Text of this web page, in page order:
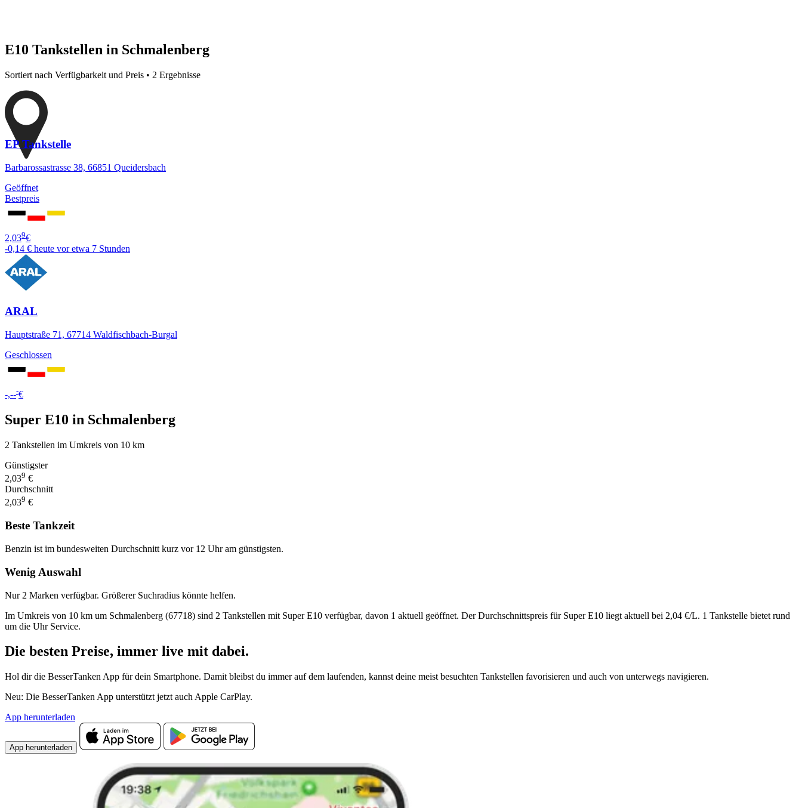
E10 Tankstellen in Schmalenberg
Sortiert nach Verfügbarkeit und Preis • 2 Ergebnisse
EP Tankstelle
Barbarossastrasse 38, 66851 Queidersbach
Geöffnet
Bestpreis
2,039€
-0,14 € heute vor etwa 7 Stunden
ARAL
Hauptstraße 71, 67714 Waldfischbach-Burgal
Geschlossen
-,---€
Super E10 in Schmalenberg
2 Tankstellen im Umkreis von 10 km
Günstigster
2,039 €
Durchschnitt
2,039 €
Beste Tankzeit
Benzin ist im bundesweiten Durchschnitt kurz vor 12 Uhr am günstigsten.
Wenig Auswahl
Nur 2 Marken verfügbar. Größerer Suchradius könnte helfen.
Im Umkreis von 10 km um Schmalenberg (67718) sind 2 Tankstellen mit Super E10 verfügbar, davon 1 aktuell geöffnet. Der Durchschnittspreis für Super E10 liegt aktuell bei 2,04 €/L. 1 Tankstelle bietet rund
um die Uhr Service.
Die besten Preise, immer live mit dabei.
Hol dir die BesserTanken App für dein Smartphone. Damit bleibst du immer auf dem laufenden, kannst deine meist besuchten Tankstellen favorisieren und auch von unterwegs navigieren.
Neu: Die BesserTanken App unterstützt jetzt auch Apple CarPlay.
App herunterladen
App herunterladen